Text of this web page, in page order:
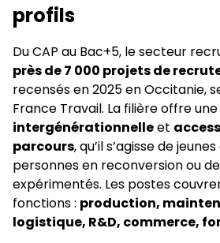
profils
Du CAP au Bac+5, le secteur
près de 7 000 projets de
recensés en 2025 en Occitanie,
France Travail. La filière offre une
intergénérationnelleet
parcours, qu’il s’agisse de
personnes en reconversion ou
expérimentés. Les postes
fonctions : production,
logistique, R&D, commerce,